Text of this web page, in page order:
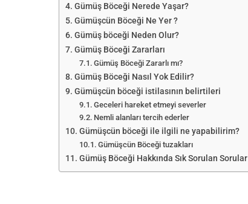
Gümüş Böceği Nerede Yaşar?
Gümüşcün Böceği Ne Yer ?
Gümüş böceği Neden Olur?
Gümüş Böceği Zararları
Gümüş Böceği Zararlı mı?
Gümüş Böceği Nasıl Yok Edilir?
Gümüşcün böceği istilasının belirtileri
Geceleri hareket etmeyi severler
Nemli alanları tercih ederler
Gümüşcün böceği ile ilgili ne yapabilirim?
Gümüşcün Böceği tuzakları
Gümüş Böceği Hakkında Sık Sorulan Sorular